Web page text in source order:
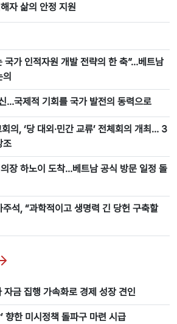
자 삶의 안정 지원
국가 인적자원 개발 전략의 한 축”…베트남
…국제적 기회를 국가 발전의 동력으로
의, ‘당 대외·민간 교류’ 전체회의 개최… 3
조
장 하노이 도착…베트남 공식 방문 일정 돌
주석, “과학적이고 생명력 긴 당헌 구축할
자금 집행 가속화로 경제 성장 견인
향한 미시정책 돌파구 마련 시급